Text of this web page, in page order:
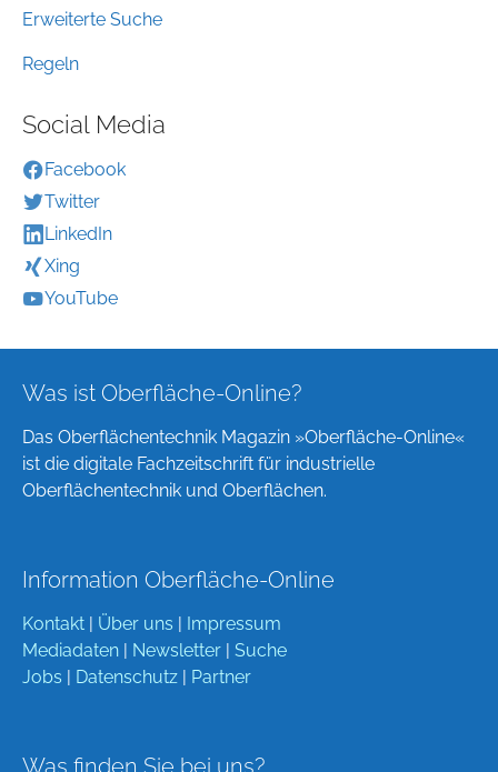
Erweiterte Suche
Regeln
Social Media
Facebook
Twitter
LinkedIn
Xing
YouTube
Was ist Oberfläche-Online?
Das Oberflächentechnik Magazin »Oberfläche-Online«
ist die digitale Fachzeitschrift für industrielle
Oberflächentechnik und Oberflächen.
Information Oberfläche-Online
Kontakt Über uns
Impressum
Mediadaten
Newsletter
Suche
Jobs
Datenschutz Partner